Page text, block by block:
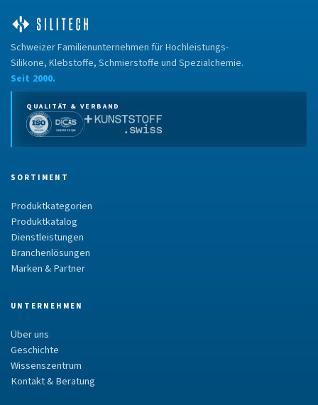
Schweizer Familienunternehmen für Hochleistungs-
Silikone, Klebstoffe, Schmierstoffe und Spezialchemie.
Seit 2000.
QUALITÄT & VERBAND
SORTIMENT
Produktkategorien
Produktkatalog
Dienstleistungen
Branchenlösungen
Marken & Partner
UNTERNEHMEN
Über uns
Geschichte
Wissenszentrum
Kontakt & Beratung